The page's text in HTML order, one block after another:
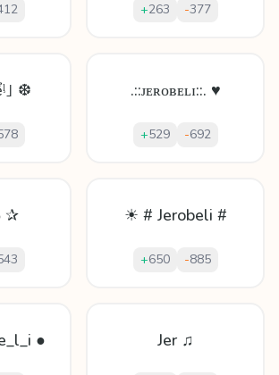
+263 -377
｣ ❆ .::ᴊᴇʀᴏʙᴇʟɪ::. ♥
+529 -692
✰ ☀ # Jerobeli #
+650 -885
● Jer ♫